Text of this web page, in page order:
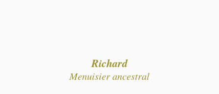
Richard
Menuisier ancestral